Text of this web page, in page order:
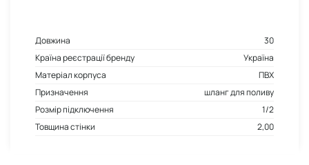
Довжина
30
Країна реєстрації бренду
Україна
Матеріал корпуса
ПВХ
Призначення
шланг для поливу
Розмір підключення
1/2
Товщина стінки
2,00